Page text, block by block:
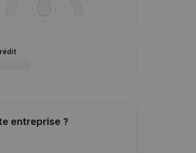
entreprise ?